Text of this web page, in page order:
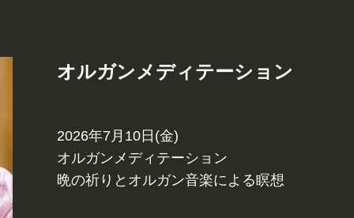
オルガンメディテーション
2026年7月10日(金)
オルガンメディテーション
晩の祈りとオルガン音楽による瞑想